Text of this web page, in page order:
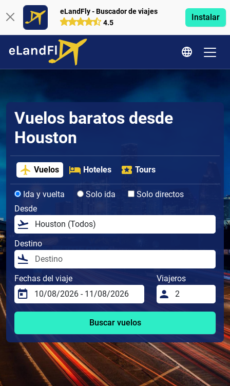
eLandFly - Buscador de viajes
4.5
Instalar
Vuelos baratos desde
Houston
Vuelos Hoteles Tours
Ida y vuelta Solo ida
Solo directos
Desde
Destino
Fechas del viaje Viajeros
Buscar vuelos